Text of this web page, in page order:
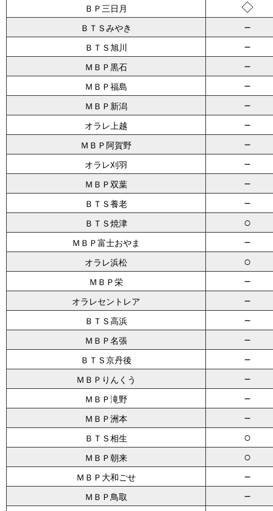
ＢＰ三日月 ◇
ＢＴＳみやき －
ＢＴＳ旭川 －
ＭＢＰ黒石 －
ＭＢＰ福島 －
ＭＢＰ新潟 －
オラレ上越 －
ＭＢＰ阿賀野 －
オラレ刈羽 －
ＭＢＰ双葉 －
ＢＴＳ養老 －
ＢＴＳ焼津 ○
ＭＢＰ富士おやま －
オラレ浜松 ○
ＭＢＰ栄 －
オラレセントレア －
ＢＴＳ高浜 －
ＭＢＰ名張 －
ＢＴＳ京丹後 －
ＭＢＰりんくう －
ＭＢＰ滝野 －
ＭＢＰ洲本 －
ＢＴＳ相生 ○
ＭＢＰ朝来 ○
ＭＢＰ大和ごせ －
ＭＢＰ鳥取
－